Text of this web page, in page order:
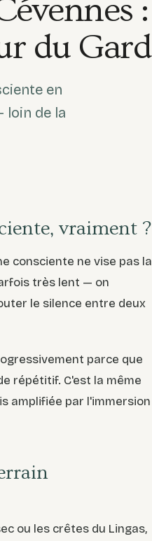
:
du Gard
en
loin de la
vraiment ?
consciente ne vise pas la
très lent — on
le silence entre deux
parce que
répétitif. C'est la même
amplifiée par l'immersion
ou les crêtes du Lingas,